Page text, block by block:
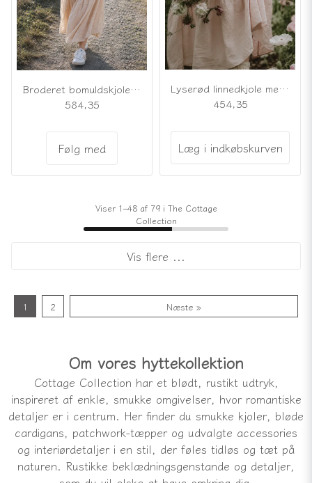
Broderet bomuldskjole med åben ryg
584,35
Følg med
Lyserød linnedkjole med flæser
454,35
Læg i indkøbskurven
Viser 1–48 af 79 i The Cottage
Collection
Vis flere ...
1 2 Næste »
Om vores hyttekollektion
Cottage Collection har et blødt, rustikt udtryk,
inspireret af enkle, smukke omgivelser, hvor romantiske
detaljer er i centrum. Her finder du smukke kjoler, bløde
cardigans, patchwork-tæpper og udvalgte accessories
og interiørdetaljer i en stil, der føles tidløs og tæt på
naturen. Rustikke beklædningsgenstande og detaljer,